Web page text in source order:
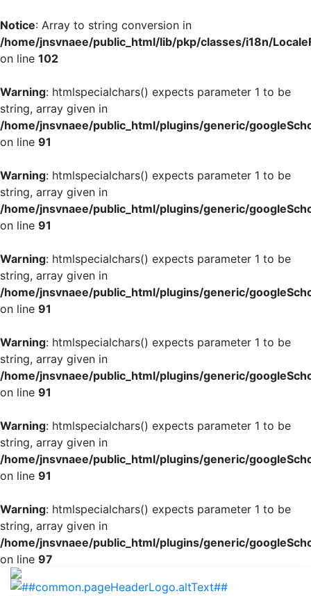
Notice: Array to string conversion in
/home/jnsvnaee/public_html/lib/pkp/classes/i18n/
on line 102
Warning: htmlspecialchars() expects parameter 1 to be
string, array given in
/home/jnsvnaee/public_html/plugins/generic/
on line 91
Warning: htmlspecialchars() expects parameter 1 to be
string, array given in
/home/jnsvnaee/public_html/plugins/generic/
on line 91
Warning: htmlspecialchars() expects parameter 1 to be
string, array given in
/home/jnsvnaee/public_html/plugins/generic/
on line 91
Warning: htmlspecialchars() expects parameter 1 to be
string, array given in
/home/jnsvnaee/public_html/plugins/generic/
on line 91
Warning: htmlspecialchars() expects parameter 1 to be
string, array given in
/home/jnsvnaee/public_html/plugins/generic/
on line 91
Warning: htmlspecialchars() expects parameter 1 to be
string, array given in
/home/jnsvnaee/public_html/plugins/generic/
on line 97
Khảo sát sự hài lòng của người bệnh nội trú về tình hình